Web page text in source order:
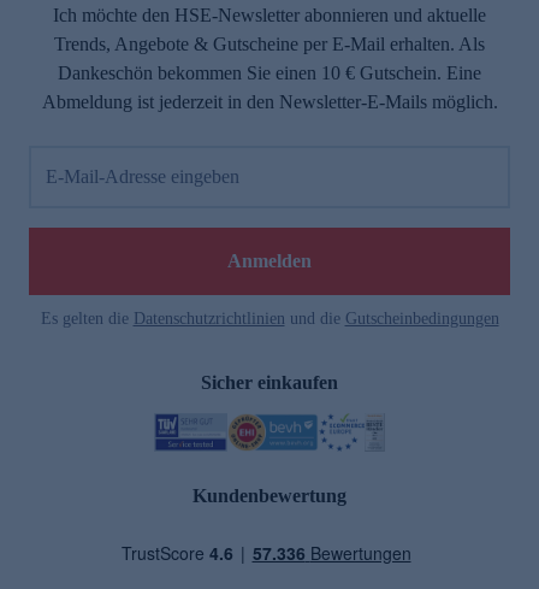
Ich möchte den HSE-Newsletter abonnieren und aktuelle
Trends, Angebote & Gutscheine per E-Mail erhalten. Als
Dankeschön bekommen Sie einen 10 € Gutschein. Eine
Abmeldung ist jederzeit in den Newsletter-E-Mails möglich.
E-Mail-Adresse eingeben
Anmelden
Es gelten die Datenschutzrichtlinien und die Gutscheinbedingungen
Sicher einkaufen
Kundenbewertung